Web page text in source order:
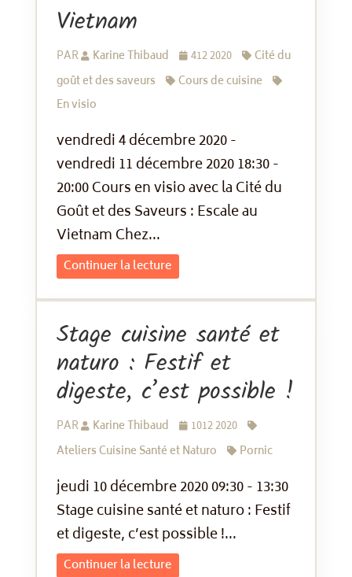
Vietnam
PAR Karine Thibaud 412 2020
Cité du
goût et des saveurs
Cours de cuisine
En visio
vendredi 4 décembre 2020 -
vendredi 11 décembre 2020 18:30 -
20:00 Cours en visio avec la Cité du
Goût et des Saveurs : Escale au
Vietnam Chez...
Continuer la lecture
Stage cuisine santé et
naturo : Festif et
digeste, c’est possible !
PAR Karine Thibaud
1012 2020
Ateliers Cuisine Santé et Naturo
Pornic
jeudi 10 décembre 2020 09:30 - 13:30
Stage cuisine santé et naturo : Festif
et digeste, c’est possible !...
Continuer la lecture